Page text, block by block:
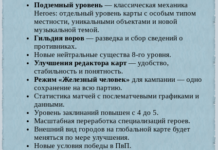
Подземный уровень — классическая механика
Heroes: отдельный уровень карты с особым типом
местности, уникальными объектами и новой
музыкальной темой.
Гильдия воров — разведка и сбор сведений о
противниках.
Новые нейтральные существа 8-го уровня.
Улучшения редактора карт— удобство,
стабильность и понятность.
Режим «Железный человек» для кампании — одно
сохранение на всю партию.
Статистика матчей с послематчевыми графиками и
данными.
Уровень заклинаний повышен с 4 до 5.
Масштабная переработка специализаций героев.
Внешний вид городов на глобальной карте будет
меняться по мере улучшения.
Новые условия победы в ПвП.